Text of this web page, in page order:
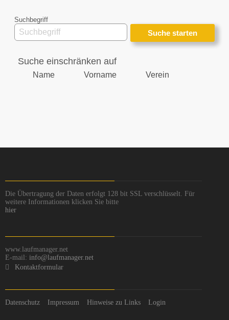
Suchbegriff
Suche einschränken auf
Name Vorname Verein
Die Übertragung der Daten erfolgt 128 bit SSL verschlüsselt. Für
weitere Informationen klicken Sie bitte
hier
www.laufmanager.net
E-mail: info@laufmanager.net
Kontaktformular
Datenschutz Impressum Hinweise zu Links Login